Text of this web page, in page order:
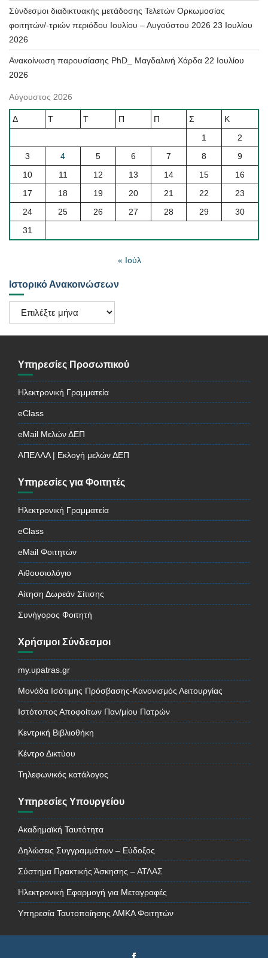
Σύνδεσμοι διαδικτυακής μετάδοσης Τελετών Ορκωμοσίας
φοιτητών/-τριών περιόδου Ιουλίου – Αυγούστου 2026 23 Ιουλίου
2026
Ανακοίνωση παρουσίασης PhD_ Μαγδαλινή Χάρδα 22 Ιουλίου
2026
Αύγουστος 2026
Δ Τ Τ Π Π Σ
Κ
1
2
3
4 5 6 7 8
9
10
11 12 13 14 15
16
17
18 19 20 21 22
23
24
25 26 27 28 29
30
31
« Ιούλ
Ιστορικό Ανακοινώσεων
Ιστορικό
Ανακοινώσεων
Υπηρεσίες Προσωπικού
Ηλεκτρονική Γραμματεία
eClass
eMail Μελών ΔΕΠ
ΑΠΕΛΛΑ | Εκλογή μελών ΔΕΠ
Υπηρεσίες για Φοιτητές
Ηλεκτρονική Γραμματεία
eClass
eMail Φοιτητών
Αιθουσιολόγιο
Αίτηση Δωρεάν Σίτισης
Συνήγορος Φοιτητή
Χρήσιμοι Σύνδεσμοι
my.upatras.gr
Μονάδα Ισότιμης Πρόσβασης-Κανονισμός Λειτουργίας
Ιστότοπος Αποφοίτων Παν/μίου Πατρών
Κεντρική Βιβλιοθήκη
Κέντρο Δικτύου
Τηλεφωνικός κατάλογος
Υπηρεσίες Υπουργείου
Ακαδημαϊκή Ταυτότητα
Δηλώσεις Συγγραμμάτων – Εύδοξος
Σύστημα Πρακτικής Άσκησης – ΑΤΛΑΣ
Ηλεκτρονική Εφαρμογή για Μεταγραφές
Υπηρεσία Ταυτοποίησης ΑΜΚΑ Φοιτητών